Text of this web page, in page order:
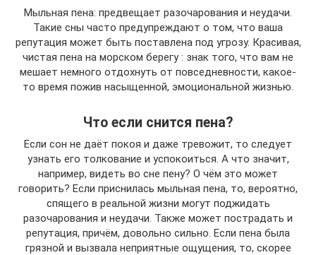
Мыльная пена: предвещает разочарования и неудачи.
Такие сны часто предупреждают о том, что ваша
репутация может быть поставлена под угрозу. Красивая,
чистая пена на морском берегу : знак того, что вам не
мешает немного отдохнуть от повседневности, какое-
то время пожив насыщенной, эмоциональной жизнью.
Что если снится пена?
Если сон не даёт покоя и даже тревожит, то следует
узнать его толкование и успокоиться. А что значит,
например, видеть во сне пену? О чём это может
говорить? Если приснилась мыльная пена, то, вероятно,
спящего в реальной жизни могут поджидать
разочарования и неудачи. Также может пострадать и
репутация, причём, довольно сильно. Если пена была
грязной и вызвала неприятные ощущения, то, скорее